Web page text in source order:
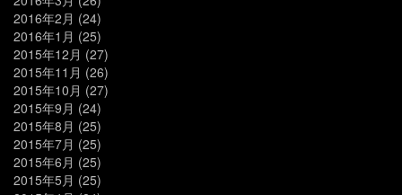
2016年2月 (24)
2016年1月 (25)
2015年12月 (27)
2015年11月 (26)
2015年10月 (27)
2015年9月 (24)
2015年8月 (25)
2015年7月 (25)
2015年6月 (25)
2015年5月 (25)